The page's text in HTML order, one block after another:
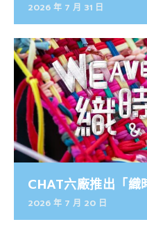
2026 年 7 月 31 日
CHAT六廠推出「織
2026 年 7 月 20 日